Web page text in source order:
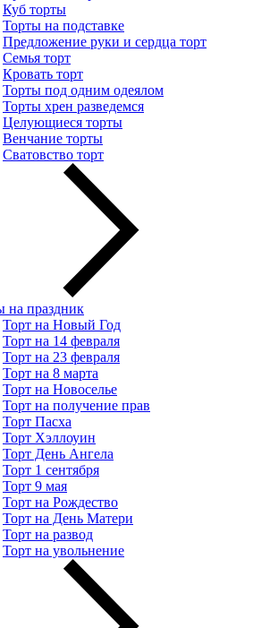
Куб торты
Торты на подставке
Предложение руки и сердца торт
Семья торт
Кровать торт
Торты под одним одеялом
Торты хрен разведемся
Целующиеся торты
Венчание торты
Сватовство торт
на праздник
Торт на Новый Год
Торт на 14 февраля
Торт на 23 февраля
Торт на 8 марта
Торт на Новоселье
Торт на получение прав
Торт Пасха
Торт Хэллоуин
Торт День Ангела
Торт 1 сентября
Торт 9 мая
Торт на Рождество
Торт на День Матери
Торт на развод
Торт на увольнение